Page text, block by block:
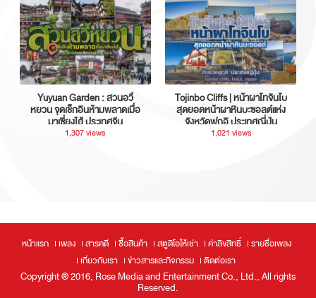
Yuyuan Garden : สวนอวี้
หยวน จุดเช็กอินห้ามพลาดเมื่อ
มาเซี่ยงไฮ้ ประเทศจีน
1,307 views
Tojinbo Cliffs | หน้าผาโทจินโบ
สุดยอดหน้าผาหินบะซอลต์แห่ง
จังหวัดฟุกุอิ ประเทศญี่ปุ่น
1,021 views
หน้าแรก เพลง สารคดี ซื้อสินค้า สตูดิโอให้เช่า ค่าลิขสิทธิ์
รายชื่อเพลง
เกี่ยวกับเรา
ข่าวสารและกิจกรรม ติดต่อเรา
Copyright ® 2016, Rose Media and Entertainment Co., Ltd., All rights
Reserved.